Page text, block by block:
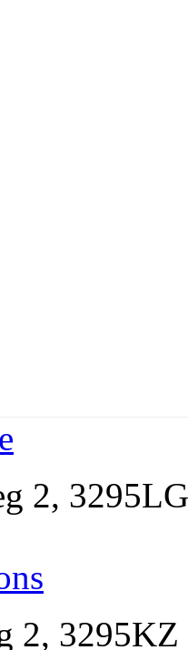
2,
2,